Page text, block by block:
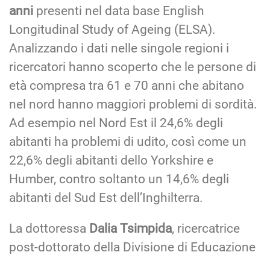
anni presenti nel data base English
Longitudinal Study of Ageing (ELSA).
Analizzando i dati nelle singole regioni i
ricercatori hanno scoperto che le persone di
età compresa tra 61 e 70 anni che abitano
nel nord hanno maggiori problemi di sordità.
Ad esempio nel Nord Est il 24,6% degli
abitanti ha problemi di udito, così come un
22,6% degli abitanti dello Yorkshire e
Humber, contro soltanto un 14,6% degli
abitanti del Sud Est dell’Inghilterra.
La dottoressa Dalia Tsimpida, ricercatrice
post-dottorato della Divisione di Educazione